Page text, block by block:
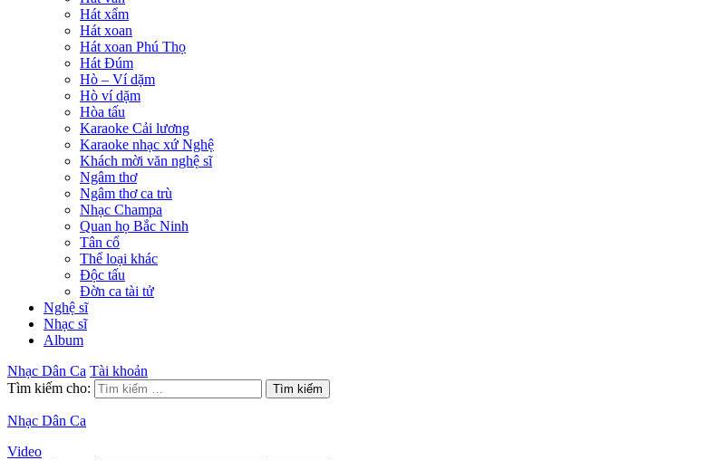
Hát xẩm
Hát xoan
Hát xoan Phú Thọ
Hát Đúm
Hò – Ví dặm
Hò ví dặm
Hòa tấu
Karaoke Cải lương
Karaoke nhạc xứ Nghệ
Khách mời văn nghệ sĩ
Ngâm thơ
Ngâm thơ ca trù
Nhạc Champa
Quan họ Bắc Ninh
Tân cổ
Thể loại khác
Độc tấu
Đờn ca tài tử
Nghệ sĩ
Nhạc sĩ
Album
Nhạc Dân Ca Tài khoản
Tìm kiếm cho:
Nhạc Dân Ca
Video